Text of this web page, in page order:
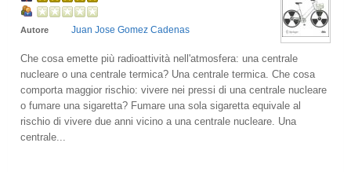
Autore Juan Jose Gomez Cadenas
Che cosa emette più radioattività nell'atmosfera: una centrale
nucleare o una centrale termica? Una centrale termica. Che cosa
comporta maggior rischio: vivere nei pressi di una centrale nucleare
o fumare una sigaretta? Fumare una sola sigaretta equivale al
rischio di vivere due anni vicino a una centrale nucleare. Una
centrale...